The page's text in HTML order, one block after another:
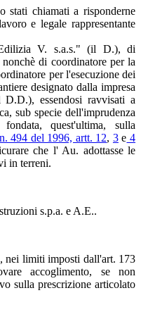
chiamati a risponderne
e legale rappresentante
V. s.a.s." (il D.), di
di coordinatore per la
per l'esecuzione dei
designato dalla impresa
essendosi ravvisati a
sub specie dell'imprudenza
quest'ultima, sulla
494 del 1996, artt. 12, 3e 4
che l' Au. adottasse le
in terreni.
s.p.a. e A.E..
nei limiti imposti dall'art. 173
accoglimento, se non
sulla prescrizione articolato